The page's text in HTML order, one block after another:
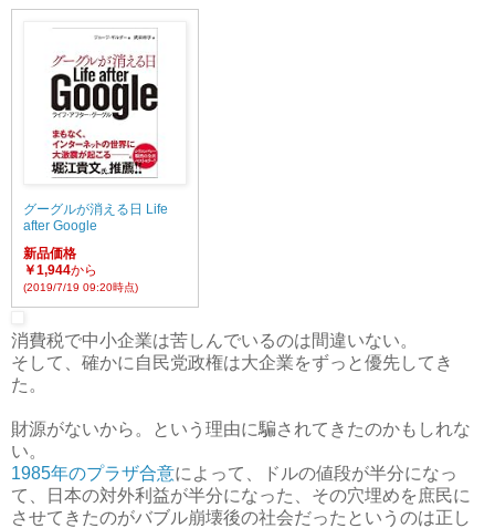
グーグルが消える日 Life
after Google
新品価格
￥1,944から
(2019/7/19 09:20時点)
消費税で中小企業は苦しんでいるのは間違いない。
そして、確かに自民党政権は大企業をずっと優先してき
た。
財源がないから。という理由に騙されてきたのかもしれな
い。
1985年のプラザ合意によって、ドルの値段が半分になっ
て、日本の対外利益が半分になった、その穴埋めを庶民に
させてきたのがバブル崩壊後の社会だったというのは正し